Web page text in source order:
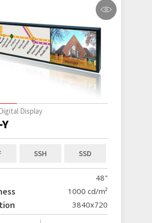
Display
SSH SSD
48"
1000 cd/m²
3840x720